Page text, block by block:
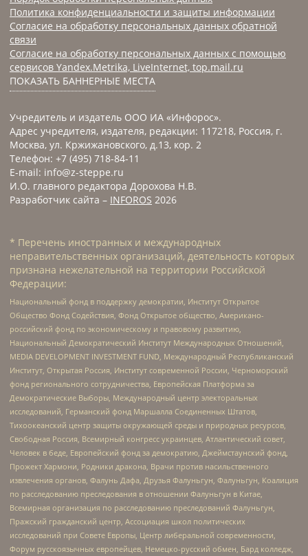
Политика конфиденциальности и защиты информации
Согласие на обработку персональных данных обратной
связи
Согласие на обработку персональных данных с помощью
сервисов Yandex.Metrika, LiveInternet, top.mail.ru
ПОКАЗАТЬ БАННЕРНЫЕ МЕСТА
Учредитель и издатель ООО ИА «Инфорос».
Адрес учредителя, издателя, редакции: 117218, Россия, г.
Москва, ул. Кржижановского, д.13, кор. 2
Телефон: +7 (495) 718-84-11
E-mail: info@z-steppe.ru
И.О. главного редактора Дорохова Н.В.
Разработчик сайта – INFOROS 2026
* Перечень иностранных и международных
неправительственных организаций, деятельность которых
признана нежелательной на территории Российской
Федерации:
Национальный фонд в поддержку демократии, Институт Открытое
Общество Фонд Содействия, Фонд Открытое общество, Американо-
российский фонд по экономическому и правовому развитию,
Национальный Демократический Институт Международных Отношений,
MEDIA DEVELOPMENT INVESTMENT FUND, Международный Республиканский
Институт, Открытая Россия, Институт современной России, Черноморский
фонд регионального сотрудничества, Европейская Платформа за
Демократические Выборы, Международный центр электоральных
исследований, Германский фонд Маршалла Соединенных Штатов,
Тихоокеанский центр защиты окружающей среды и природных ресурсов,
Свободная Россия, Всемирный конгресс украинцев, Атлантический совет,
Человек в беде, Европейский фонд за демократию, Джеймстаунский фонд,
Прожект Хармони, Родники дракона, Врачи против насильственного
извлечения органов, Фалунь Дафа, Друзья Фалуньгун, Фалуньгун, Коалиция
по расследованию преследования в отношении Фалуньгун в Китае,
Всемирная организация по расследованию преследований Фалуньгун,
Пражский гражданский центр, Ассоциация школ политических
исследований при Совете Европы, Центр либеральной современности,
Форум русскоязычных европейцев, Немецко-русский обмен, Бард колледж,